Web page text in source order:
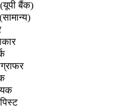
बैंक)